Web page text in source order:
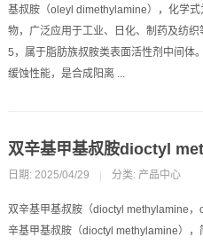
基叔胺（oleyl dimethylamine），化学式
物，广泛应用于工业、日化、制药及纺
5，属于脂肪族叔胺类表面活性剂中间体
缓蚀性能，是合成阳离 ...
双辛基甲基叔胺dioctyl
日期: 2025/04/29 分类: 产品中心
双辛基甲基叔胺（dioctyl methylamine
辛基甲基叔胺（dioctyl methylamine）